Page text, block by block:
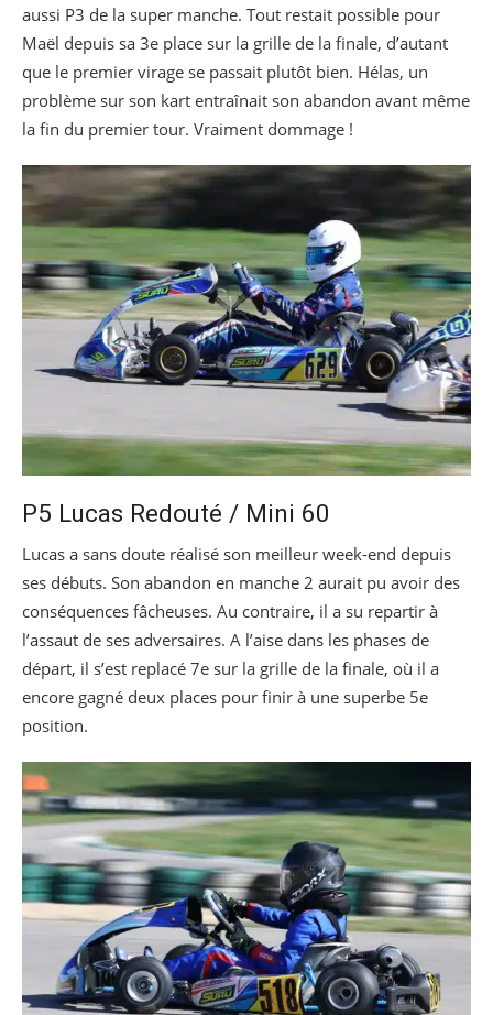
aussi P3 de la super manche. Tout restait possible pour
Maël depuis sa 3e place sur la grille de la finale, d’autant
que le premier virage se passait plutôt bien. Hélas, un
problème sur son kart entraînait son abandon avant même
la fin du premier tour. Vraiment dommage !
P5 Lucas Redouté / Mini 60
Lucas a sans doute réalisé son meilleur week-end depuis
ses débuts. Son abandon en manche 2 aurait pu avoir des
conséquences fâcheuses. Au contraire, il a su repartir à
l’assaut de ses adversaires. A l’aise dans les phases de
départ, il s’est replacé 7e sur la grille de la finale, où il a
encore gagné deux places pour finir à une superbe 5e
position.